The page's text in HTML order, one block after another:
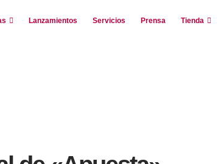
Lanzamientos Servicios Prensa Tienda